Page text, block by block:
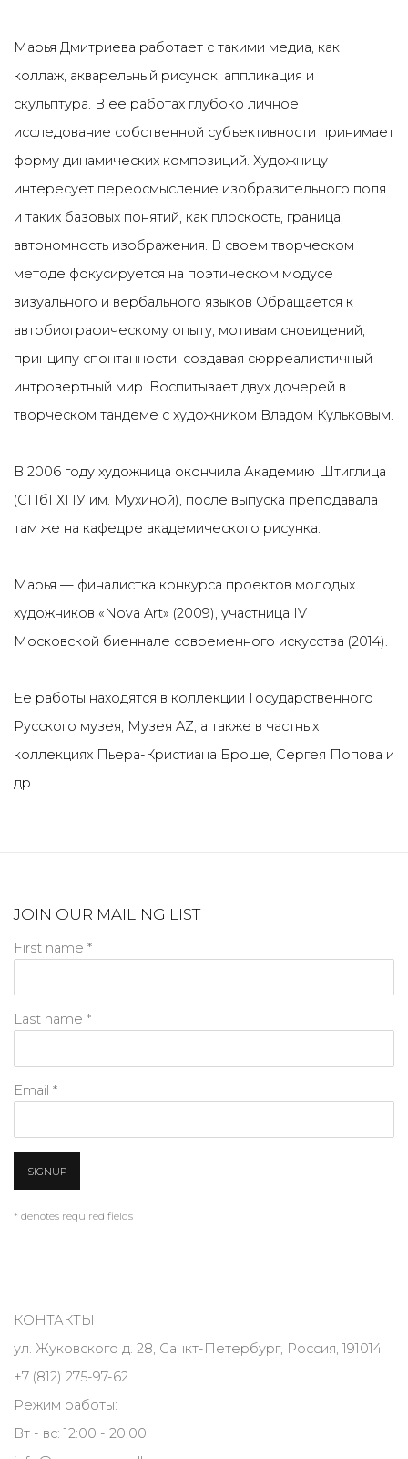
Марья Дмитриева работает с такими медиа, как
коллаж, акварельный рисунок, аппликация и
скульптура. В её работах глубоко личное
исследование собственной субъективности принимает
форму динамических композиций. Художницу
интересует переосмысление изобразительного поля
и таких базовых понятий, как плоскость, граница,
автономность изображения. В своем творческом
методе фокусируется на поэтическом модусе
визуального и вербального языков Обращается к
автобиографическому опыту, мотивам сновидений,
принципу спонтанности, создавая сюрреалистичный
интровертный мир. Воспитывает двух дочерей в
творческом тандеме с художником Владом Кульковым.
В 2006 году художница окончила Академию Штиглица
(СПбГХПУ им. Мухиной), после выпуска преподавала
там же на кафедре академического рисунка.
Марья — финалистка конкурса проектов молодых
художников «Nova Art» (2009), участница IV
Московской биеннале современного искусства (2014).
Её работы находятся в коллекции Государственного
Русского музея, Музея AZ, а также в частных
коллекциях Пьера-Кристиана Броше, Сергея Попова и
др.
JOIN OUR MAILING LIST
First name *
Last name *
Email *
SIGNUP
* denotes required fields
КОНТАКТЫ
ул. Жуковского д. 28, Санкт-Петербург, Россия, 191014
+7 (812) 275-97-62
Режим работы:
Вт - вс: 12:00 - 20:00